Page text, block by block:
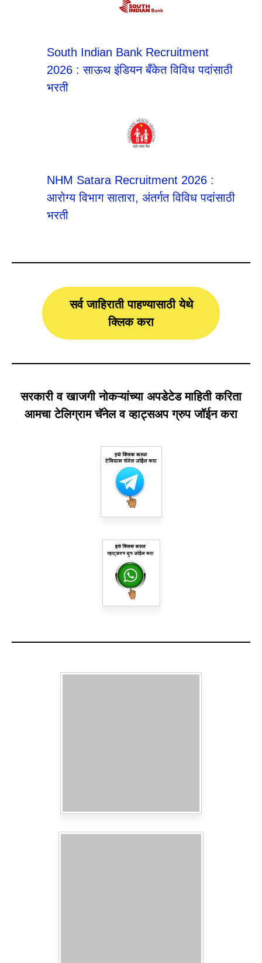
South Indian Bank Recruitment
2026 : साऊथ इंडियन बँकेत विविध पदांसाठी
भरती
NHM Satara Recruitment 2026 :
आरोग्य विभाग सातारा, अंतर्गत विविध पदांसाठी
भरती
सर्व जाहिराती पाहण्यासाठी येथे
क्लिक करा
सरकारी व खाजगी नोकऱ्यांच्या अपडेटेड माहिती करिता
आमचा टेलिग्राम चॅनेल व व्हाट्सअप ग्रुप जॉईन करा